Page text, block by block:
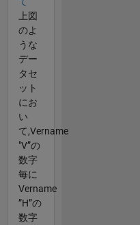
上図
のよ
うな
デー
タセ
ット
にお
い
て,Vername
"V”の
数字
毎に
Vername
”H”の
数字